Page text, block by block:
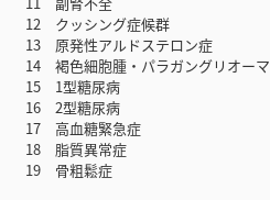
12 クッシング症候群
13 原発性アルドステロン症
14 褐色細胞腫・パラガングリオーマ
15 1型糖尿病
16 2型糖尿病
17 高血糖緊急症
18 脂質異常症
19 骨粗鬆症